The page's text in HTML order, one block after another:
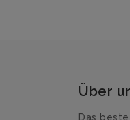
Über
Das